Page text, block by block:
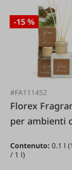
-15 %
#FA111452
Florex Fragranza
per ambienti
100 ml
Contenuto: 0.1 l
/ 1 l)